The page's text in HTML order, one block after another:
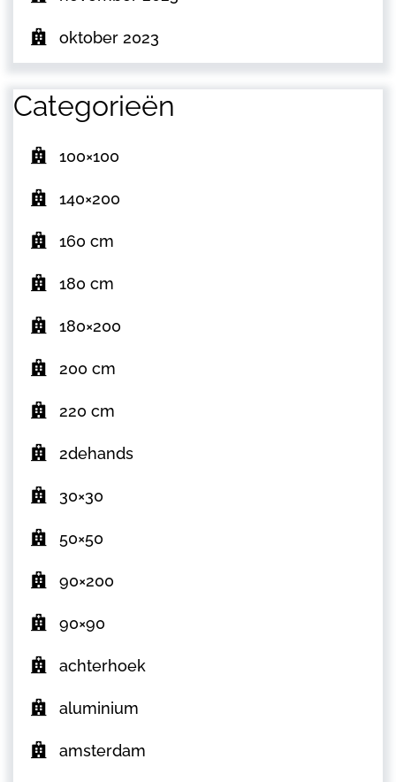
oktober 2023
Categorieën
100×100
140×200
160 cm
180 cm
180×200
200 cm
220 cm
2dehands
30×30
50×50
90×200
90×90
achterhoek
aluminium
amsterdam